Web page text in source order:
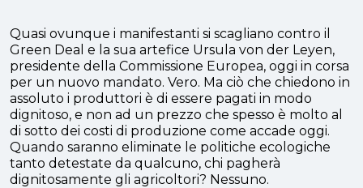
Quasi ovunque i manifestanti si scagliano contro il
Green Deal e la sua artefice Ursula von der Leyen,
presidente della Commissione Europea, oggi in corsa
per un nuovo mandato. Vero. Ma ciò che chiedono in
assoluto i produttori è di essere pagati in modo
dignitoso, e non ad un prezzo che spesso è molto al
di sotto dei costi di produzione come accade oggi.
Quando saranno eliminate le politiche ecologiche
tanto detestate da qualcuno, chi pagherà
dignitosamente gli agricoltori? Nessuno.